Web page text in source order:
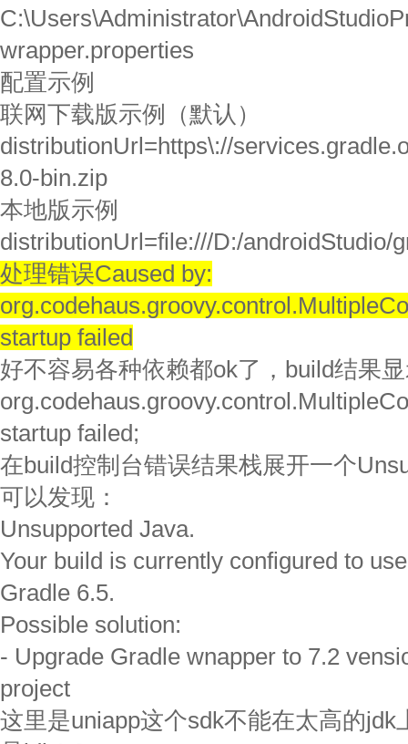
wrapper.properties
配置示例
联网下载版示例（默认）
distributionUrl=https\://
8.0-bin.zip
本地版示例
distributionUrl=file:///D:/androidStudio/
处理错误Caused by:
startup failed
好不容易各种依赖都ok了，build结果
startup failed;
在build控制台错误结果栈展开一个
可以发现：
Unsupported Java.
Your build is currently configured to
Gradle 6.5.
Possible solution:
- Upgrade Gradle wnapper to 7.2
project
这里是uniapp这个sdk不能在太高的jdk